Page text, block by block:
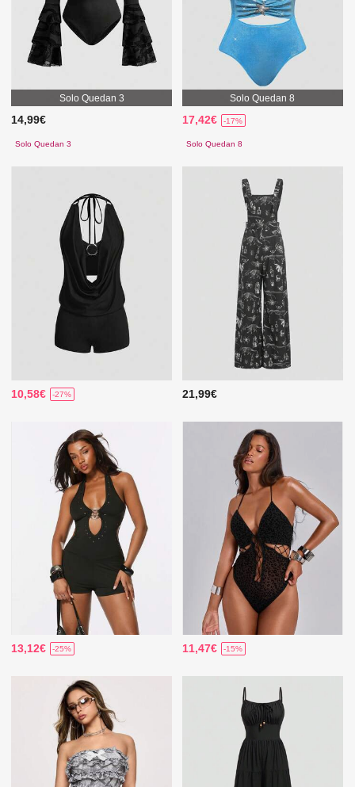
Solo Quedan 3
14,99€
Solo Quedan 3
Solo Quedan 8
17,42€ -17%
Solo Quedan 8
10,58€ -27% 21,99€
13,12€ -25% 11,47€ -15%